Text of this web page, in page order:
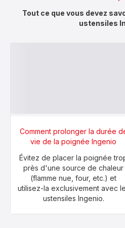
Tout ce que vous devez
ustensiles
Comment prolonger la durée
vie de la poignée Ingenio
Évitez de placer la poignée
près d'une source de chaleur
(flamme nue, four, etc.) et
utilisez-la exclusivement avec
ustensiles Ingenio.